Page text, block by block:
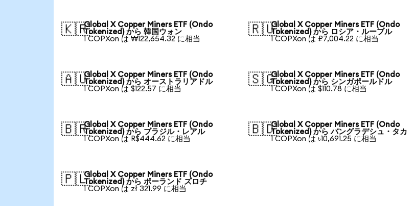
🇰🇷Global X Copper Miners ETF (Ondo
Tokenized) から 韓国ウォン
1 COPXon は ₩122,654.32 に相当
🇷🇺Global X Copper Miners ETF (Ondo
Tokenized) から ロシア・ルーブル
1 COPXon は ₽7,004.22 に相当
🇦🇺Global X Copper Miners ETF (Ondo
Tokenized) から オーストラリアドル
1 COPXon は $122.57 に相当
🇸🇬Global X Copper Miners ETF (Ondo
Tokenized) から シンガポールドル
1 COPXon は $110.78 に相当
🇧🇷Global X Copper Miners ETF (Ondo
Tokenized) から ブラジル・レアル
1 COPXon は R$444.62 に相当
🇧🇩Global X Copper Miners ETF (Ondo
Tokenized) から バングラデシュ・タカ
1 COPXon は ৳10,691.25 に相当
🇵🇱Global X Copper Miners ETF (Ondo
Tokenized) から ポーランド ズロチ
1 COPXon は zł 321.99 に相当